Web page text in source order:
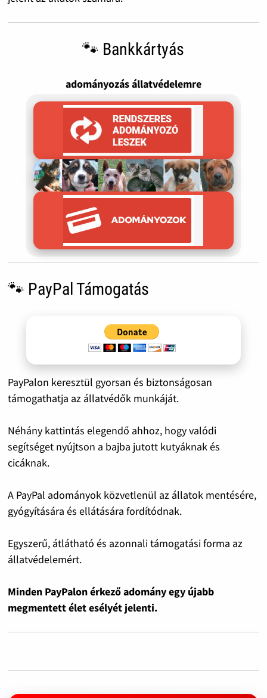
🐾 Bankkártyás
adományozás állatvédelemre
🐾 PayPal Támogatás
PayPalon keresztül gyorsan és biztonságosan
támogathatja az állatvédők munkáját.
Néhány kattintás elegendő ahhoz, hogy valódi
segítséget nyújtson a bajba jutott kutyáknak és
cicáknak.
A PayPal adományok közvetlenül az állatok mentésére,
gyógyítására és ellátására fordítódnak.
Egyszerű, átlátható és azonnali támogatási forma az
állatvédelemért.
Minden PayPalon érkező adomány egy újabb
megmentett élet esélyét jelenti.